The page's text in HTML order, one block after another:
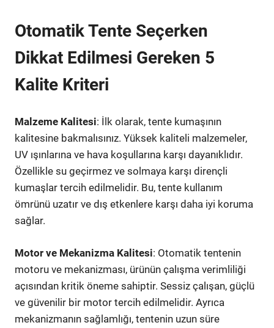
Otomatik Tente Seçerken
Dikkat Edilmesi Gereken 5
Kalite Kriteri
Malzeme Kalitesi: İlk olarak, tente kumaşının
kalitesine bakmalısınız. Yüksek kaliteli malzemeler,
UV ışınlarına ve hava koşullarına karşı dayanıklıdır.
Özellikle su geçirmez ve solmaya karşı dirençli
kumaşlar tercih edilmelidir. Bu, tente kullanım
ömrünü uzatır ve dış etkenlere karşı daha iyi koruma
sağlar.
Motor ve Mekanizma Kalitesi: Otomatik tentenin
motoru ve mekanizması, ürünün çalışma verimliliği
açısından kritik öneme sahiptir. Sessiz çalışan, güçlü
ve güvenilir bir motor tercih edilmelidir. Ayrıca
mekanizmanın sağlamlığı, tentenin uzun süre